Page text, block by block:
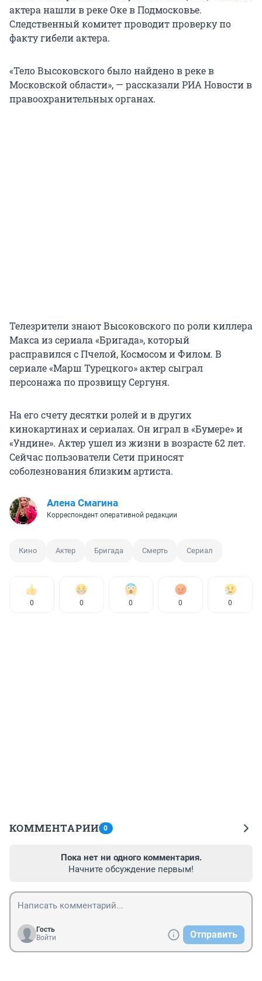
актера нашли в реке Оке в Подмосковье.
Следственный комитет проводит проверку по
факту гибели актера.
«Тело Высоковского было найдено в реке в
Московской области», — рассказали РИА Новости в
правоохранительных органах.
Телезрители знают Высоковского по роли киллера
Макса из сериала «Бригада», который
расправился с Пчелой, Космосом и Филом. В
сериале «Марш Турецкого» актер сыграл
персонажа по прозвищу Сергуня.
На его счету десятки ролей и в других
кинокартинах и сериалах. Он играл в «Бумере» и
«Ундине». Актер ушел из жизни в возрасте 62 лет.
Сейчас пользователи Сети приносят
соболезнования близким артиста.
Алена Смагина
Корреспондент оперативной редакции
Кино Актер Бригада Смерть Сериал
0 0 0 0 0
КОММЕНТАРИИ 0
Пока нет ни одного комментария.
Начните обсуждение первым!
Гость
Войти
Отправить